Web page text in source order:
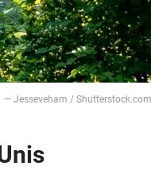
— Jesseveham / Shutterstock.com